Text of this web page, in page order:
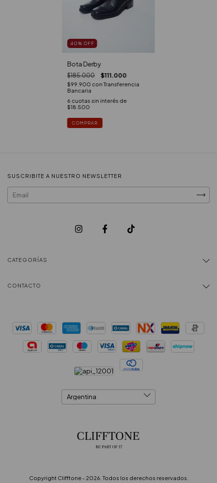
40% OFF
Bota Derby
$185.000 $111.000
$99.900 con Transferencia
Bancaria
6 cuotas sin interés de
$18.500
COMPRAR
SUSCRIBITE A NUESTRO NEWSLETTER
CATEGORÍAS
CONTACTO
Copyright Clifftone - 2026. Todos los derechos reservados.